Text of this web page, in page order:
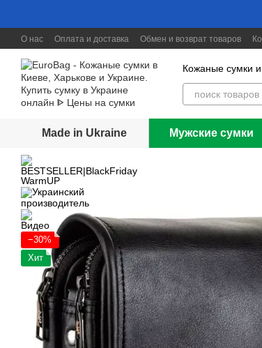
О нас Оплата и доставка Обмен и возврат товаров
Кожаные сумки
Made in Ukraine Мужские сумки
−30%
Хит